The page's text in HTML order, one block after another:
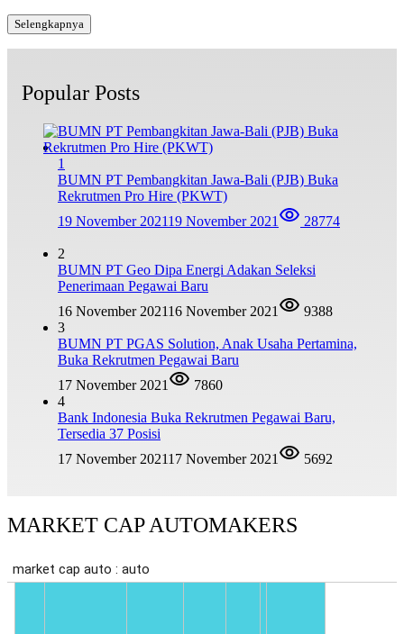
Selengkapnya
Popular Posts
1
BUMN PT Pembangkitan Jawa-Bali (PJB) Buka
Rekrutmen Pro Hire (PKWT)
19 November 202119 November 2021 28774
2
BUMN PT Geo Dipa Energi Adakan Seleksi
Penerimaan Pegawai Baru
16 November 202116 November 2021
9388
3
BUMN PT PGAS Solution, Anak Usaha Pertamina,
Buka Rekrutmen Pegawai Baru
17 November 2021
7860
4
Bank Indonesia Buka Rekrutmen Pegawai Baru,
Tersedia 37 Posisi
17 November 202117 November 2021 5692
MARKET CAP AUTOMAKERS